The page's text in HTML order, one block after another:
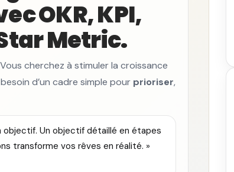
OKR, KPI,
Metric.
cherchez à stimuler la croissance
d’un cadre simple pour prioriser,
Un objectif détaillé en étapes
transforme vos rêves en réalité. »